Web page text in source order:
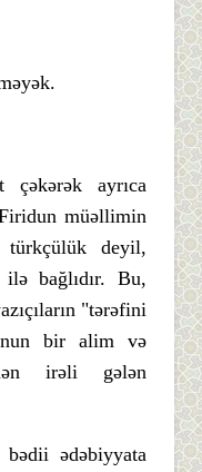
ayrıca
müəllimin
türkçülük deyil,
ilə bağlıdır. Bu,
"tərəfini
bir alim və
irəli gələn
bədii ədəbiyyata